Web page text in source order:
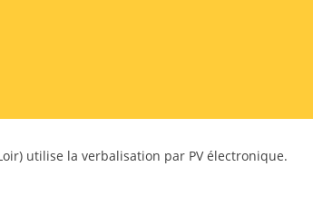
) utilise la verbalisation par PV électronique.